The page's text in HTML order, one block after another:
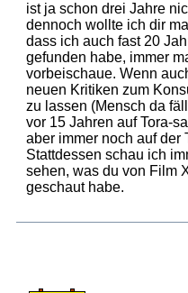
ist ja schon drei Jahre
dennoch wollte ich dir
dass ich auch fast 20
gefunden habe, immer
vorbeischaue. Wenn
neuen Kritiken zum
zu lassen (Mensch da
vor 15 Jahren auf Tora-
aber immer noch auf der
Stattdessen schau ich
sehen, was du von Film
geschaut habe.